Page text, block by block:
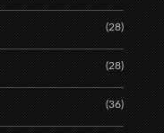
(28)
(28)
(36)